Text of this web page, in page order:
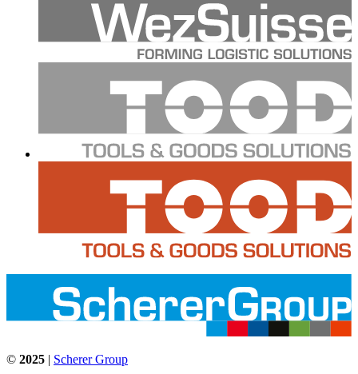
© 2025 | Scherer Group